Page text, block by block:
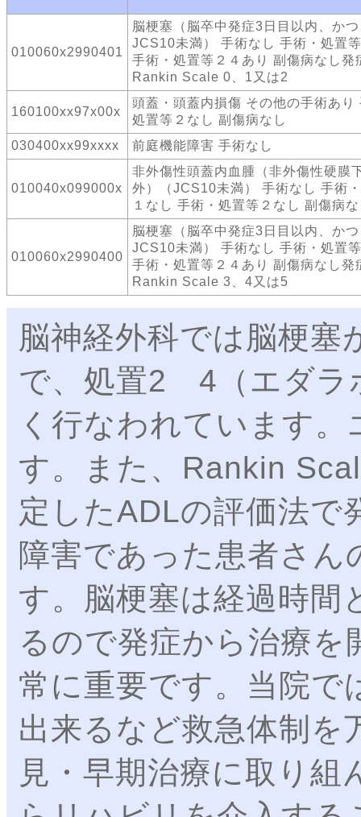
010060x2990401
脳梗塞（脳卒中発症3日目以内、か
JCS10未満） 手術なし 手術・処置
手術・処置等２４あり 副傷病なし発
Rankin Scale 0、1又は2
160100xx97x00x
頭蓋・頭蓋内損傷 その他の手術あり
処置等２なし 副傷病なし
030400xx99xxxx
前庭機能障害 手術なし
010040x099000x
非外傷性頭蓋内血腫（非外傷性硬膜
外）（JCS10未満） 手術なし 手術
１なし 手術・処置等２なし 副傷病
010060x2990400
脳梗塞（脳卒中発症3日目以内、か
JCS10未満） 手術なし 手術・処置
手術・処置等２４あり 副傷病なし発
Rankin Scale 3、4又は5
脳神経外科では脳梗塞
で、処置2 4（エダラ
く行なわれています
す。また、Rankin
定したADLの評価法で
障害であった患者さ
す。脳梗塞は経過時間
るので発症から治療
常に重要です。当院で
出来るなど救急体制を
見・早期治療に取り